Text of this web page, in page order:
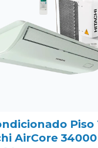
Piso
AirCore